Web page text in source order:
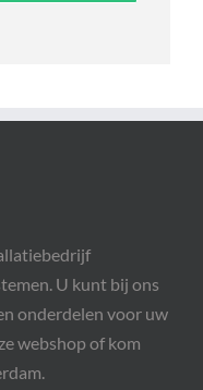
U kunt bij ons
onderdelen voor uw
webshop of kom